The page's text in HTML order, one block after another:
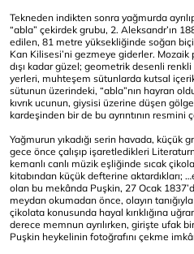
Tekneden indikten sonra yağmurda
“abla” çekirdek grubu, 2. Aleksandr’ın
edilen, 81 metre yüksekliğinde soğan
Kan Kilisesi’ni gezmeye giderler.
dışı kadar güzel; geometrik desenli
yerleri, muhteşem sütunlarda kutsal
sütunun üzerindeki, “abla”nın hayran
kıvrık ucunun, giysisi üzerine düşen
kardeşinden bir de bu ayrıntının
Yağmurun yıkadığı serin havada, küçük
gece önce çalışıp işaretledikleri
kemanlı canlı müzik eşliğinde sıcak
kitabından küçük defterine aktardıkları;
olan bu mekânda Puşkin, 27 Ocak
meydan okumadan önce, olayın
çikolata konusunda hayal kırıklığına
derece memnun ayrılırken, girişte ufak
Puşkin heykelinin fotoğrafını çekme